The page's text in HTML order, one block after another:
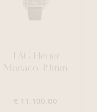
TAG Heuer
Monaco 39mm
€ 11.100,00